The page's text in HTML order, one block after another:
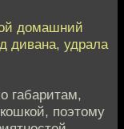
домашний
дивана, удрала
габаритам,
поэтому